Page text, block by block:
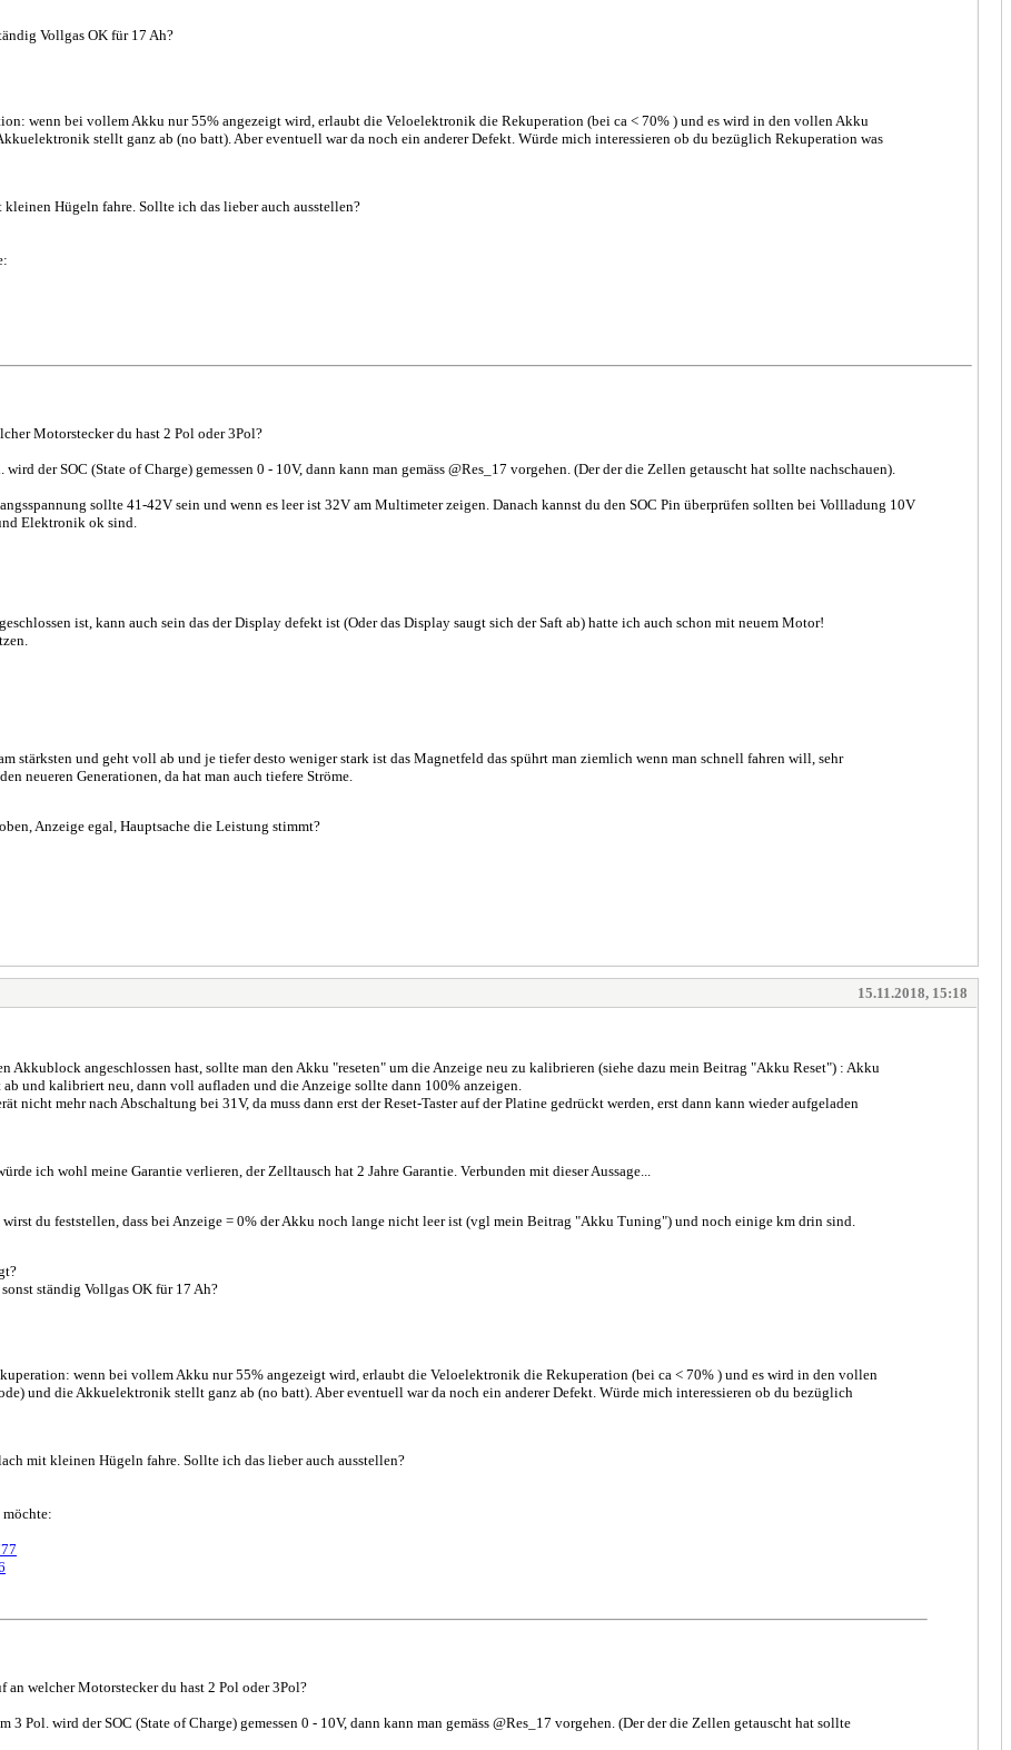
Vollgas OK für 17 Ah?
wenn bei vollem Akku nur 55% angezeigt wird, erlaubt die Veloelektronik die Rekuperation (bei ca < 70% ) und es wird in den vollen Akku
stellt ganz ab (no batt). Aber eventuell war da noch ein anderer Defekt. Würde mich interessieren ob du bezüglich Rekuperation was
Hügeln fahre. Sollte ich das lieber auch ausstellen?
Motorstecker du hast 2 Pol oder 3Pol?
der SOC (State of Charge) gemessen 0 - 10V, dann kann man gemäss @Res_17 vorgehen. (Der der die Zellen getauscht hat sollte nachschauen).
sollte 41-42V sein und wenn es leer ist 32V am Multimeter zeigen. Danach kannst du den SOC Pin überprüfen sollten bei Vollladung 10V
Elektronik ok sind.
ist, kann auch sein das der Display defekt ist (Oder das Display saugt sich der Saft ab) hatte ich auch schon mit neuem Motor!
stärksten und geht voll ab und je tiefer desto weniger stark ist das Magnetfeld das spührt man ziemlich wenn man schnell fahren will, sehr
neueren Generationen, da hat man auch tiefere Ströme.
Anzeige egal, Hauptsache die Leistung stimmt?
15.11.2018, 15:18
Akkublock angeschlossen hast, sollte man den Akku "reseten" um die Anzeige neu zu kalibrieren (siehe dazu mein Beitrag "Akku Reset") : Akku
und kalibriert neu, dann voll aufladen und die Anzeige sollte dann 100% anzeigen.
nicht mehr nach Abschaltung bei 31V, da muss dann erst der Reset-Taster auf der Platine gedrückt werden, erst dann kann wieder aufgeladen
ich wohl meine Garantie verlieren, der Zelltausch hat 2 Jahre Garantie. Verbunden mit dieser Aussage...
wirst du feststellen, dass bei Anzeige = 0% der Akku noch lange nicht leer ist (vgl mein Beitrag "Akku Tuning") und noch einige km drin sind.
ständig Vollgas OK für 17 Ah?
wenn bei vollem Akku nur 55% angezeigt wird, erlaubt die Veloelektronik die Rekuperation (bei ca < 70% ) und es wird in den vollen
und die Akkuelektronik stellt ganz ab (no batt). Aber eventuell war da noch ein anderer Defekt. Würde mich interessieren ob du bezüglich
mit kleinen Hügeln fahre. Sollte ich das lieber auch ausstellen?
möchte:
an welcher Motorstecker du hast 2 Pol oder 3Pol?
3 Pol. wird der SOC (State of Charge) gemessen 0 - 10V, dann kann man gemäss @Res_17 vorgehen. (Der der die Zellen getauscht hat sollte